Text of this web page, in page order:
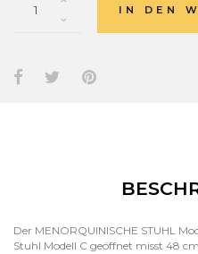
IN DEN
Der MENORQUINISCHE STUHL
Stuhl Modell C geöffnet misst 48